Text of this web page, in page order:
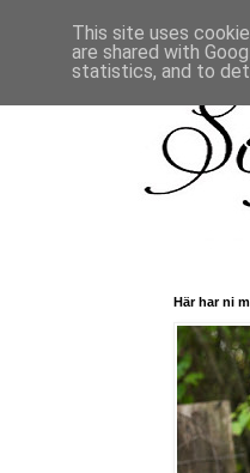
Här har ni
This site uses
are shared with
statistics, and to